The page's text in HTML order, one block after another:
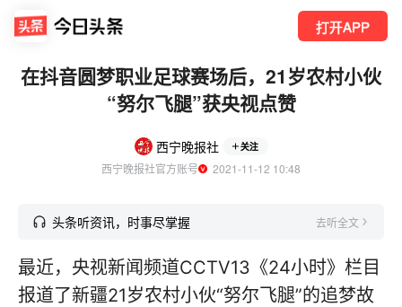
打开APP
在抖音圆梦职业足球赛场后，21岁农村小伙
“努尔飞腿”获央视点赞
西宁晚报社 关注
西宁晚报社官方账号
  2021-11-12 10:48
头条听资讯，时事尽掌握 去听全文
最近，央视新闻频道CCTV13《24小时》栏目
报道了新疆21岁农村小伙“努尔飞腿”的追梦故